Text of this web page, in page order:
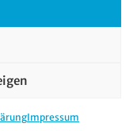
Impressum
Richtlinie (EU)